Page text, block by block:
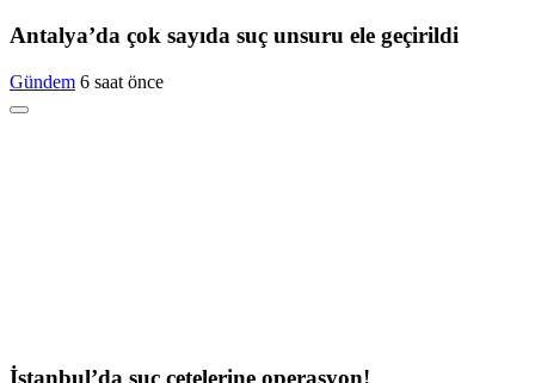
Antalya’da çok sayıda suç unsuru ele geçirildi
Gündem 6 saat önce